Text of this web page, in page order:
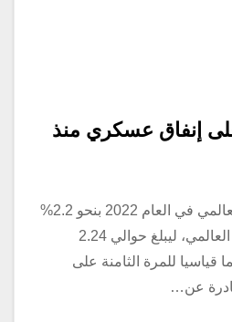
إنفاق عسكري منذ
ارتفع الإنفاق العسكري العالمي في العام 2022 بنحو 2.2%
من إجمالي الناتج المحلي العالمي، ليبلغ حوالي 2.24
قياسيا للمرة الثامنة على
عن…